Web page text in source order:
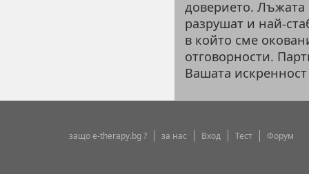
доверието. Лъжата
разрушат и най-
в който сме
отговорности.
Вашата
защо e-therapy.bg ? за нас Вход Тест Форум